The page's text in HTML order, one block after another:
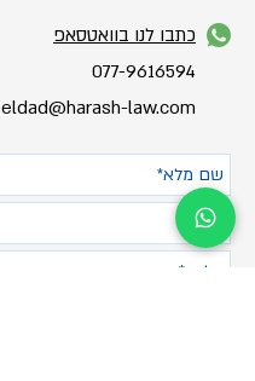
כתבו לנו בוואטסאפ
077-9616594
eldad@harash-law.com